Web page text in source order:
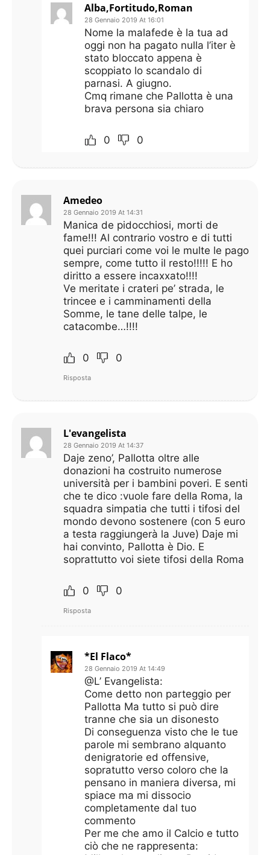
Alba,Fortitudo,Roman
28 Gennaio 2019 At 16:01
Nome la malafede è la tua ad
oggi non ha pagato nulla l’iter è
stato bloccato appena è
scoppiato lo scandalo di
parnasi. A giugno.
Cmq rimane che Pallotta è una
brava persona sia chiaro
0 0
Amedeo
28 Gennaio 2019 At 14:31
Manica de pidocchiosi, morti de
fame!!! Al contrario vostro e di tutti
quei purciari come voi le multe le pago
sempre, come tutto il resto!!!!! E ho
diritto a essere incaxxato!!!!
Ve meritate i crateri pe’ strada, le
trincee e i camminamenti della
Somme, le tane delle talpe, le
catacombe…!!!!
0 0
Risposta
L'evangelista
28 Gennaio 2019 At 14:37
Daje zeno’, Pallotta oltre alle
donazioni ha costruito numerose
università per i bambini poveri. E senti
che te dico :vuole fare della Roma, la
squadra simpatia che tutti i tifosi del
mondo devono sostenere (con 5 euro
a testa raggiungerà la Juve) Daje mi
hai convinto, Pallotta è Dio. E
soprattutto voi siete tifosi della Roma
0 0
Risposta
*El Flaco*
28 Gennaio 2019 At 14:49
@L’ Evangelista:
Come detto non parteggio per
Pallotta Ma tutto si può dire
tranne che sia un disonesto
Di conseguenza visto che le tue
parole mi sembrano alquanto
denigratorie ed offensive,
sopratutto verso coloro che la
pensano in maniera diversa, mi
spiace ma mi dissocio
completamente dal tuo
commento
Per me che amo il Calcio e tutto
ciò che ne rappresenta: